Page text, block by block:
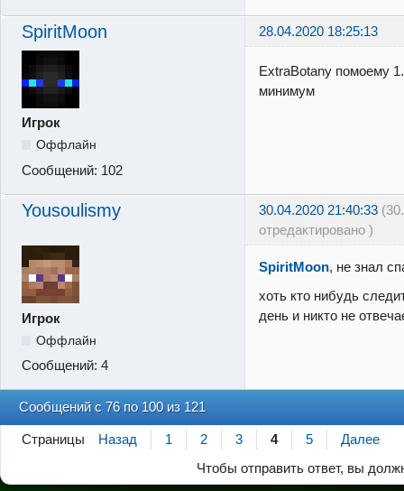
SpiritMoon 28.04.2020 18:25:13
Игрок
Оффлайн
Сообщений: 102
ExtraBotany помоему
минимум
Yousoulismy 30.04.2020 21:40:33
отредактировано )
Игрок
Оффлайн
Сообщений: 4
SpiritMoon, не знал
хоть кто нибудь
день и никто не
Сообщений с 76 по 100 из 121
Страницы Назад 1 2 3 4 5
Далее
Чтобы отправить ответ, вы